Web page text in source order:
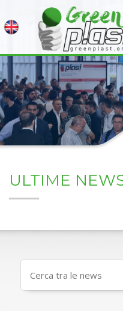
ULTIME